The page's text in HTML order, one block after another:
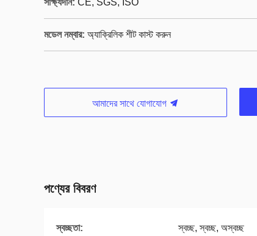
সাক্ষ্যদান: CE, SGS, ISO
মডেল নম্বার: অ্যাক্রিলিক শীট কাস্ট করুন
আমাদের সাথে যোগাযোগ
পণ্যের বিবরণ
স্বচ্ছতা: স্বচ্ছ, স্বচ্ছ, অস্বচ্ছ